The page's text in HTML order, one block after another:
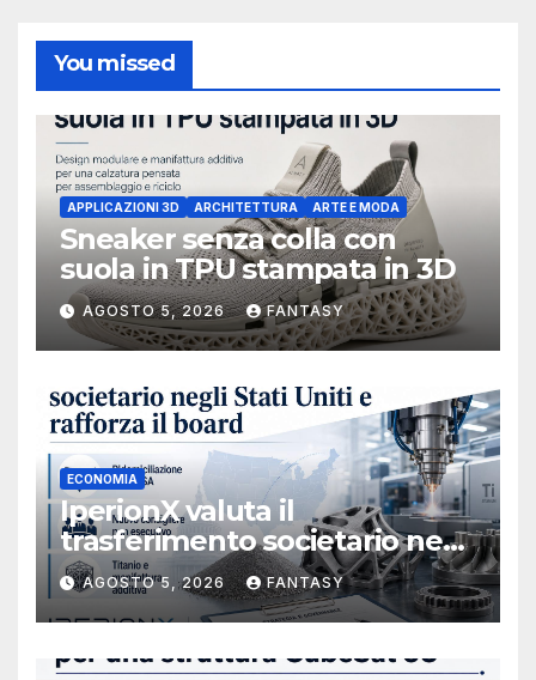
You missed
APPLICAZIONI 3D ARCHITETTURA ARTE E MODA
Sneaker senza colla con
suola in TPU stampata in 3D
AGOSTO 5, 2026 FANTASY
ECONOMIA
IperionX valuta il
trasferimento societario negli
Stati Uniti e rafforza il board,
ha nominato Michael J.
Loparco amministratore
indipendente non esecutivo
AGOSTO 5, 2026 FANTASY